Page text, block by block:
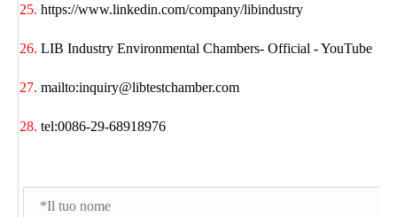
https://www.linkedin.com/company/libindustry
LIB Industry Environmental Chambers- Official - YouTube
mailto:inquiry@libtestchamber.com
tel:0086-29-68918976